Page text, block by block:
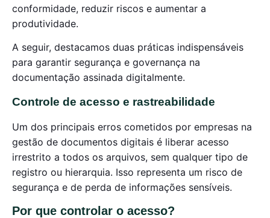
conformidade, reduzir riscos e aumentar a
produtividade.
A seguir, destacamos duas práticas indispensáveis
para garantir segurança e governança na
documentação assinada digitalmente.
Controle de acesso e rastreabilidade
Um dos principais erros cometidos por empresas na
gestão de documentos digitais é liberar acesso
irrestrito a todos os arquivos, sem qualquer tipo de
registro ou hierarquia. Isso representa um risco de
segurança e de perda de informações sensíveis.
Por que controlar o acesso?